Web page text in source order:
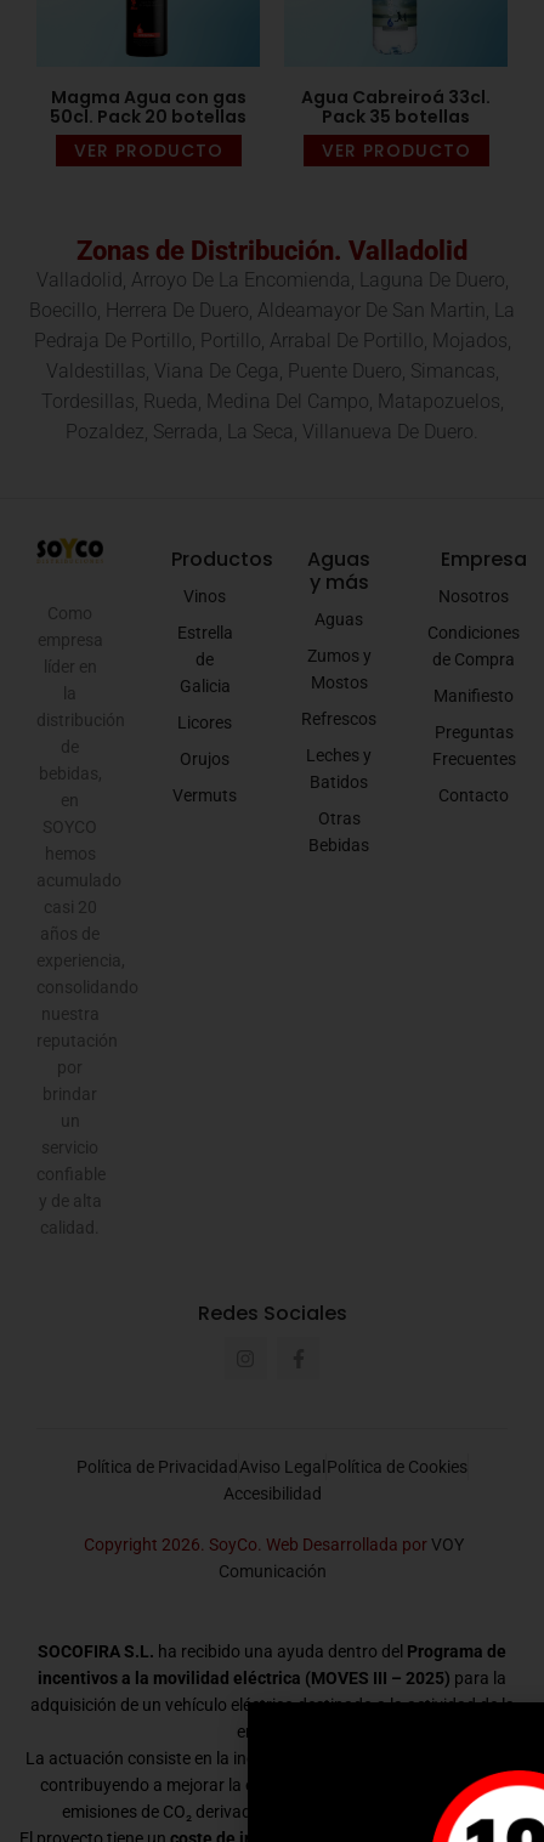
Magma Agua con gas
50cl. Pack 20 botellas
VER PRODUCTO
Agua Cabreiroá 33cl.
Pack 35 botellas
VER PRODUCTO
Zonas de Distribución. Valladolid
Valladolid, Arroyo De La Encomienda, Laguna De Duero,
Boecillo, Herrera De Duero, Aldeamayor De San Martin, La
Pedraja De Portillo, Portillo, Arrabal De Portillo, Mojados,
Valdestillas, Viana De Cega, Puente Duero, Simancas,
Tordesillas, Rueda, Medina Del Campo, Matapozuelos,
Pozaldez, Serrada, La Seca, Villanueva De Duero.
Como
empresa
líder en
la
distribución
de
bebidas,
en
SOYCO
hemos
acumulado
casi 20
años de
experiencia,
consolidando
nuestra
reputación
por
brindar
un
servicio
confiable
y de alta
calidad.
Productos
Vinos
Estrella
de
Galicia
Licores
Orujos
Vermuts
Aguas
y más
Aguas
Zumos y
Mostos
Refrescos
Leches y
Batidos
Otras
Bebidas
Empresa
Nosotros
Condiciones
de Compra
Manifiesto
Preguntas
Frecuentes
Contacto
Redes Sociales
Política de PrivacidadAviso Legal Política de Cookies
Accesibilidad
Copyright 2026. SoyCo. Web Desarrollada porVOY
Comunicación
SOCOFIRA S.L. ha recibido una ayuda dentro del Programa de
incentivos a la movilidad eléctrica (MOVES III – 2025) para la
adquisición de un vehículo eléctrico destinado a la actividad de la
empresa.
La actuación consiste en la incorporación de un vehículo eléctrico,
contribuyendo a mejorar la eficiencia energética y a reducir las
emisiones de CO₂ derivadas de la movilidad empresarial.